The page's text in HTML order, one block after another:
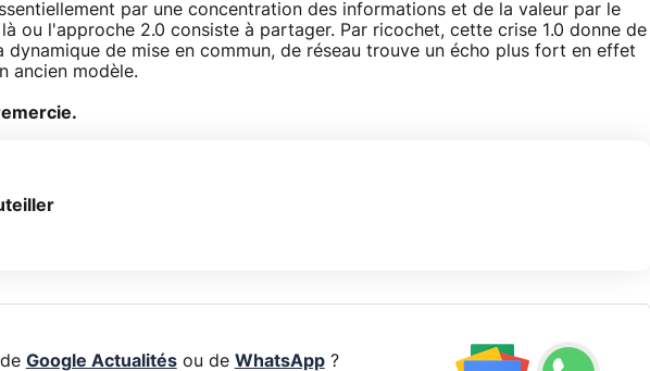
par une concentration des informations et de la valeur par le
ou l'approche 2.0 consiste à partager. Par ricochet, cette crise 1.0 donne de
dynamique de mise en commun, de réseau trouve un écho plus fort en effet
ancien modèle.
Google Actualitésou de WhatsApp?